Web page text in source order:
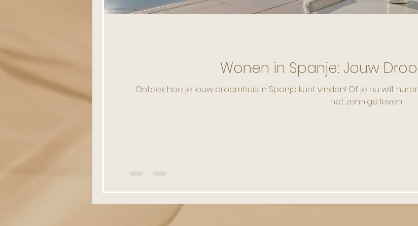
Wonen in Spanje: Jouw
Ontdek hoe je jouw droomhuis in Spanje kunt vinden! Of je nu wilt
het zonnige leven.